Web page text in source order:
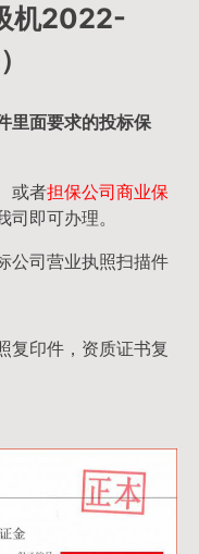
机2022-
里面要求的投标保
或者担保公司商业保
司即可办理。
公司营业执照扫描件
复印件，资质证书复